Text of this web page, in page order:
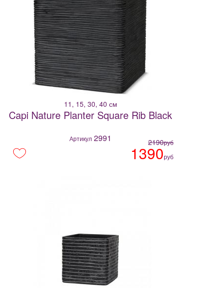
11, 15, 30, 40 см
Capi Nature Planter Square Rib Black
Артикул 2991 2190руб
1390руб